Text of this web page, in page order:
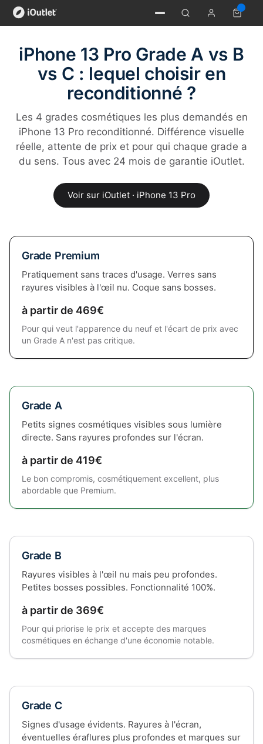
iPhone 13 Pro Grade A vs B
vs C : lequel choisir en
reconditionné ?
Les 4 grades cosmétiques les plus demandés en
iPhone 13 Pro reconditionné. Différence visuelle
réelle, attente de prix et pour qui chaque grade a
du sens. Tous avec 24 mois de garantie iOutlet.
Voir sur iOutlet · iPhone 13 Pro
Grade Premium
Pratiquement sans traces d'usage. Verres sans
rayures visibles à l'œil nu. Coque sans bosses.
à partir de 469€
Pour qui veut l'apparence du neuf et l'écart de prix avec
un Grade A n'est pas critique.
Grade A
Petits signes cosmétiques visibles sous lumière
directe. Sans rayures profondes sur l'écran.
à partir de 419€
Le bon compromis, cosmétiquement excellent, plus
abordable que Premium.
Grade B
Rayures visibles à l'œil nu mais peu profondes.
Petites bosses possibles. Fonctionnalité 100%.
à partir de 369€
Pour qui priorise le prix et accepte des marques
cosmétiques en échange d'une économie notable.
Grade C
Signes d'usage évidents. Rayures à l'écran,
éventuelles éraflures plus profondes et marques sur